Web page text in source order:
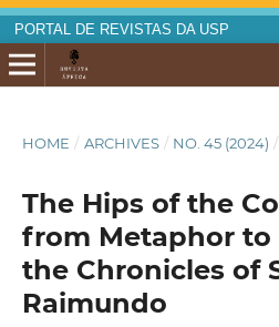
PORTAL DE REVISTAS DA USP
HOME / ARCHIVES / NO. 45 (2024) /
The Hips of the
from Metaphor to
the Chronicles of
Raimundo